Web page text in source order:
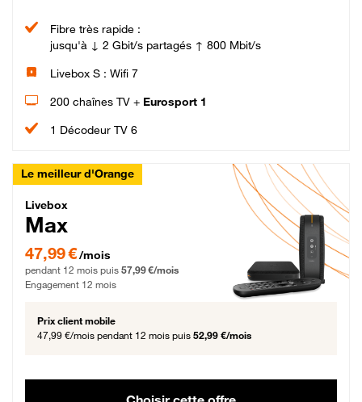
Fibre très rapide :
jusqu'à ↓ 2 Gbit/s partagés ↑ 800 Mbit/s
Livebox S : Wifi 7
200 chaînes TV + Eurosport 1
1 Décodeur TV 6
Le meilleur d'Orange
Livebox Max Fibre
Livebox
Max
47,99 € par mois pendant 12 mois puis 57,99 € par mois, Engagement 12 mois
47,99 €/mois
pendant 12 mois puis 57,99 €/mois
Engagement 12 mois
Prix client mobile
47,99 €/mois pendant 12 mois puis 52,99 €/mois